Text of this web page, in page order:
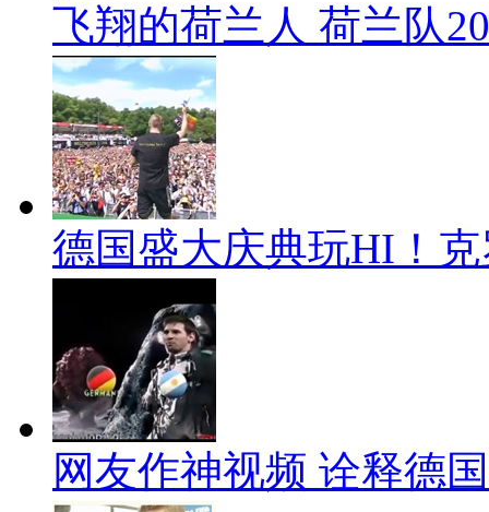
飞翔的荷兰人 荷兰队
德国盛大庆典玩HI！
网友作神视频 诠释德